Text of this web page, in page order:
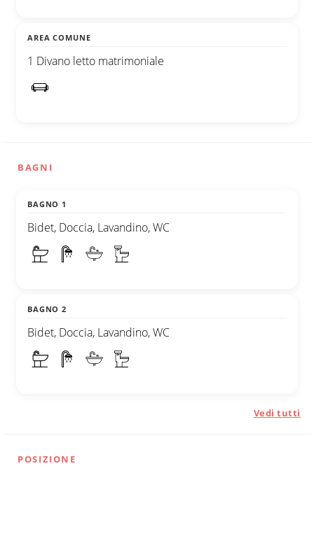
AREA COMUNE
1 Divano letto matrimoniale
BAGNI
BAGNO 1
Bidet, Doccia, Lavandino, WC
BAGNO 2
Bidet, Doccia, Lavandino, WC
Vedi tutti
POSIZIONE